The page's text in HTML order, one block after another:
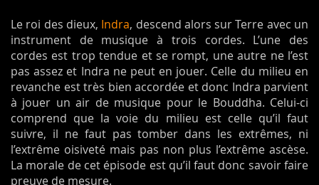
Le roi des dieux, Indra, descend alors sur Terre avec un
instrument de musique à trois cordes. L’une des
cordes est trop tendue et se rompt, une autre ne l’est
pas assez et Indra ne peut en jouer. Celle du milieu en
revanche est très bien accordée et donc Indra parvient
à jouer un air de musique pour le Bouddha. Celui-ci
comprend que la voie du milieu est celle qu’il faut
suivre, il ne faut pas tomber dans les extrêmes, ni
l’extrême oisiveté mais pas non plus l’extrême ascèse.
La morale de cet épisode est qu’il faut donc savoir faire
preuve de mesure.